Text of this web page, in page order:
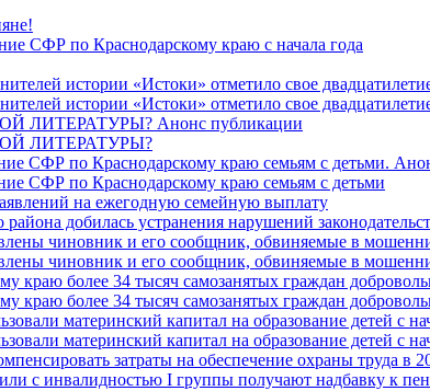
СФР по Краснодарскому краю с начала года
истории «Истоки» отметило свое
истории «Истоки» отметило свое
Анонс публикации
ЛИТЕРАТУРЫ?
СФР по Краснодарскому краю семьям с детьми.
СФР по Краснодарскому краю семьям с детьми
на ежегодную семейную выплату
добилась устранения нарушений
чиновник и его сообщник, обвиняемые в
чиновник и его сообщник, обвиняемые в
краю более 34 тысяч самозанятых граждан
краю более 34 тысяч самозанятых граждан
материнский капитал на образование детей с
материнский капитал на образование детей с
затраты на обеспечение охраны труда в
с инвалидностью I группы получают надбавку к